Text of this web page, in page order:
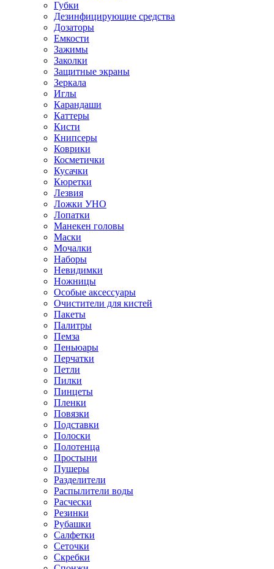
Губки
Дезинфицирующие средства
Дозаторы
Емкости
Зажимы
Заколки
Защитные экраны
Зеркала
Иглы
Карандаши
Каттеры
Кисти
Книпсеры
Коврики
Косметички
Кусачки
Кюретки
Лезвия
Ложки УНО
Лопатки
Манекен головы
Маски
Мочалки
Наборы
Невидимки
Ножницы
Особые аксессуары
Очистители для кистей
Пакеты
Палитры
Пемза
Пеньюары
Перчатки
Петли
Пилки
Пинцеты
Пленки
Повязки
Подставки
Полоски
Полотенца
Простыни
Пушеры
Разделители
Распылители воды
Расчески
Резинки
Рубашки
Салфетки
Сеточки
Скребки